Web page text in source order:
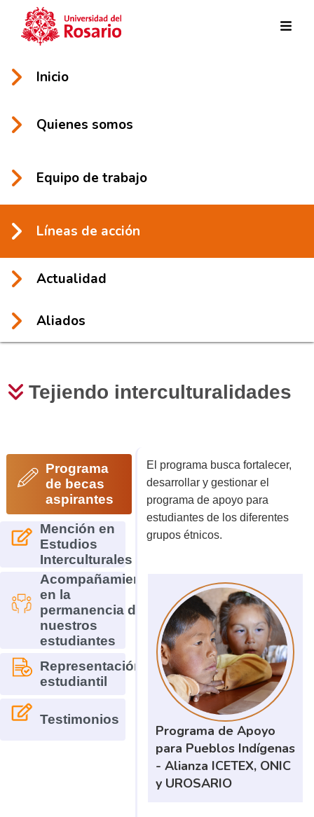
Inicio
Quienes somos
Equipo de trabajo
Líneas de acción
Actualidad
Aliados
Tejiendo interculturalidades
Programa
de becas
aspirantes
Mención en
Estudios
Interculturales
Acompañamiento
en la
permanencia de
nuestros
estudiantes
Representación
estudiantil
Testimonios
El programa busca fortalecer,
desarrollar y gestionar el
programa de apoyo para
estudiantes de los diferentes
grupos étnicos.
Programa de Apoyo
para Pueblos Indígenas
- Alianza ICETEX, ONIC
y UROSARIO